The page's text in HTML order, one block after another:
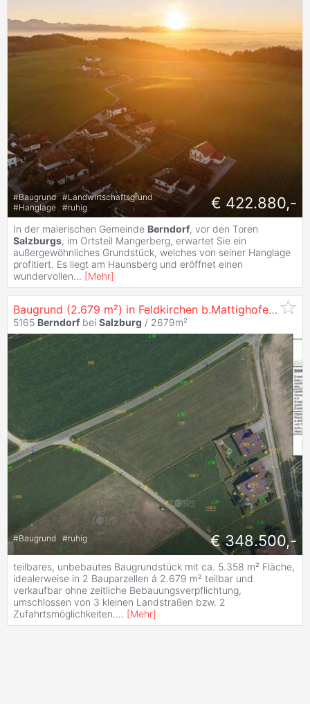
#Baugrund #Landwirtschaftsgrund
#Hanglage #ruhig € 422.880,-
In der malerischen Gemeinde Berndorf, vor den Toren
Salzburgs, im Ortsteil Mangerberg, erwartet Sie ein
außergewöhnliches Grundstück, welches von seiner Hanglage
profitiert. Es liegt am Haunsberg und eröffnet einen
wundervollen... [Mehr]
Baugrund (2.679 m²) in Feldkirchen b.Mattighofen, nahe
5165 Berndorf bei Salzburg / 2679m²
#Baugrund #ruhig € 348.500,-
teilbares, unbebautes Baugrundstück mit ca. 5.358 m² Fläche,
idealerweise in 2 Bauparzellen á 2.679 m² teilbar und
verkaufbar ohne zeitliche Bebauungsverpflichtung,
umschlossen von 3 kleinen Landstraßen bzw. 2
Zufahrtsmöglichkeiten.... [Mehr]